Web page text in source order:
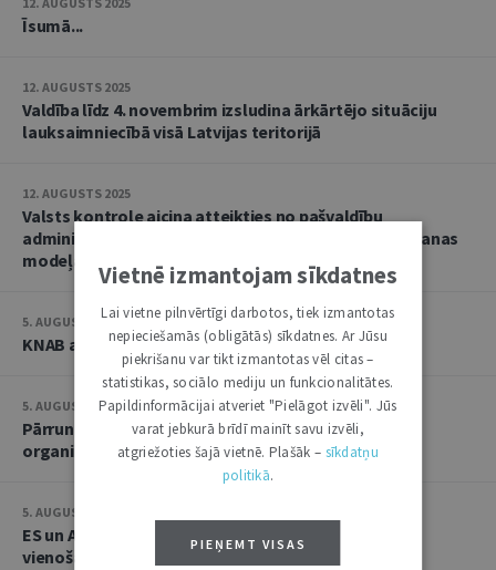
Īsumā...
12. AUGUSTS 2025
Valdība līdz 4. novembrim izsludina ārkārtējo situāciju
lauksaimniecībā visā Latvijas teritorijā
12. AUGUSTS 2025
Valsts kontrole aicina atteikties no pašvaldību
administratīvo komisiju koleģiālā lēmumu pieņemšanas
modeļa
5. AUGUSTS 2025
KNAB ar Latvijas Universitāti vienojas par sadarbību
5. AUGUSTS 2025
Pārrunā aktuālos jautājumus saistībā ar tiesu darba
organizāciju
5. AUGUSTS 2025
ES un ASV vienojas par jaunu tarifu un tirdzniecības
vienošanos
Vietnē izmantojam sīkdatnes
Lai vietne pilnvērtīgi darbotos, tiek izmantotas
nepieciešamās (obligātās) sīkdatnes. Ar Jūsu
piekrišanu var tikt izmantotas vēl citas –
statistikas, sociālo mediju un funkcionalitātes.
Papildinformācijai atveriet "Pielāgot izvēli". Jūs
varat jebkurā brīdī mainīt savu izvēli,
atgriežoties šajā vietnē. Plašāk – sīkdatņu
politikā.
PIEŅEMT VISAS